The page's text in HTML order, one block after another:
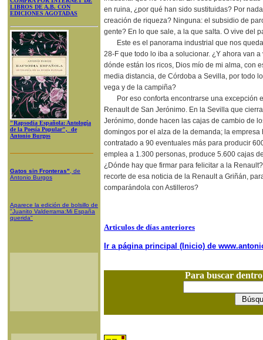
LIBROS DE A.B. CON
EDICIONES AGOTADAS
"Rapsodia Española: Antología
de la Poesía Popular", de
Antonio Burgos
Gatos sin Fronteras" , de
Antonio Burgos
Aparece la edición de bolsillo de
"Juanito Valderrama:Mi España
querida"
en ruina, ¿por qué han sido sustituidas? Por
creación de riqueza? Ninguna: el subsidio de
gente? En lo que sale, a la que salta. O vive del
Este es el panorama industrial que nos
28-F que todo lo iba a solucionar. ¿Y ahora van
dónde están los ricos, Dios mío de mi alma, con
media distancia, de Córdoba a Sevilla, por todo
vega y de la campiña?
Por eso conforta encontrarse una excepción
Renault de San Jerónimo. En la Sevilla que
Jerónimo, donde hacen las cajas de cambio de
domingos por el alza de la demanda; la
contratado a 90 eventuales más para producir
emplea a 1.300 personas, produce 5.600 cajas
¿Dónde hay que firmar para felicitar a la
recorte de esa noticia de la Renault a Griñán,
comparándola con Astilleros?
Articulos de días anteriores
Ir a página principal (Inicio) de
Para buscar